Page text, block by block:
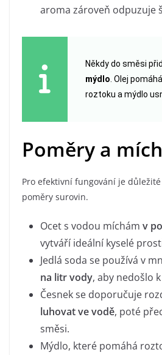
aroma zároveň odpuzuje
Někdy do směsi
mýdlo . Olej
roztoku a mýdlo
Poměry a
Pro efektivní fungování je
poměry surovin.
Ocet s vodou míchám v
vytváří ideální kyselé
Jedlá soda se používá v
na litr vody, aby nedošlo
Česnek se doporučuje
luhovat ve vodě, poté
směsi.
Mýdlo, které pomáhá